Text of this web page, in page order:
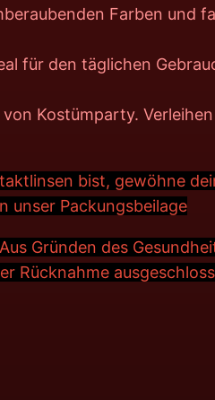
Farben und
für den täglichen
Kostümparty.
bist, gewöhne
unser Packungsbeilage
Gründen des
Rücknahme